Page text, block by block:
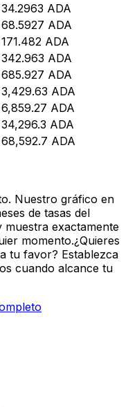
34.2963 ADA
68.5927 ADA
171.482 ADA
342.963 ADA
685.927 ADA
3,429.63 ADA
6,859.27 ADA
34,296.3 ADA
68,592.7 ADA
Nuestro gráfico en
de tasas del
muestra exactamente
momento.¿Quieres
tu favor? Establezca
cuando alcance tu